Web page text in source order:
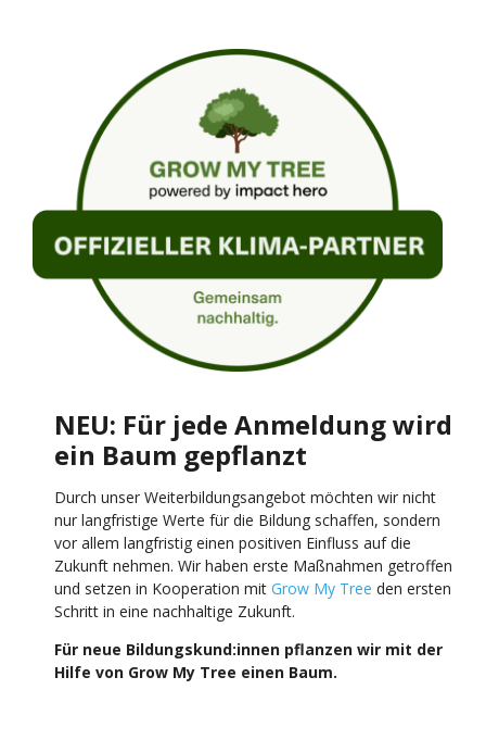
NEU: Für jede Anmeldung wird
ein Baum gepflanzt
Durch unser Weiterbildungsangebot möchten wir nicht
nur langfristige Werte für die Bildung schaffen, sondern
vor allem langfristig einen positiven Einfluss auf die
Zukunft nehmen. Wir haben erste Maßnahmen getroffen
und setzen in Kooperation mit Grow My Tree den ersten
Schritt in eine nachhaltige Zukunft.
Für neue Bildungskund:innen pflanzen wir mit der
Hilfe von Grow My Tree einen Baum.